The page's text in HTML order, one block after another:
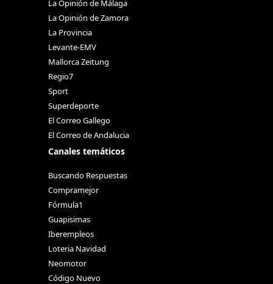
La Opinión de Málaga
La Opinión de Zamora
La Provincia
Levante-EMV
Mallorca Zeitung
Regio7
Sport
Superdeporte
El Correo Gallego
El Correo de Andalucia
Canales temáticos
Buscando Respuestas
Compramejor
Fórmula1
Guapisimas
Iberempleos
Loteria Navidad
Neomotor
Código Nuevo